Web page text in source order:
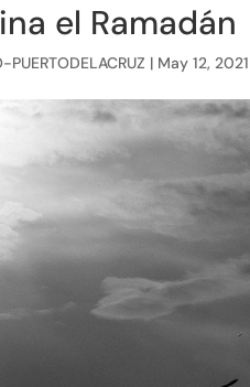
el Ramadán
PUERTODELACRUZ | May 12, 2021